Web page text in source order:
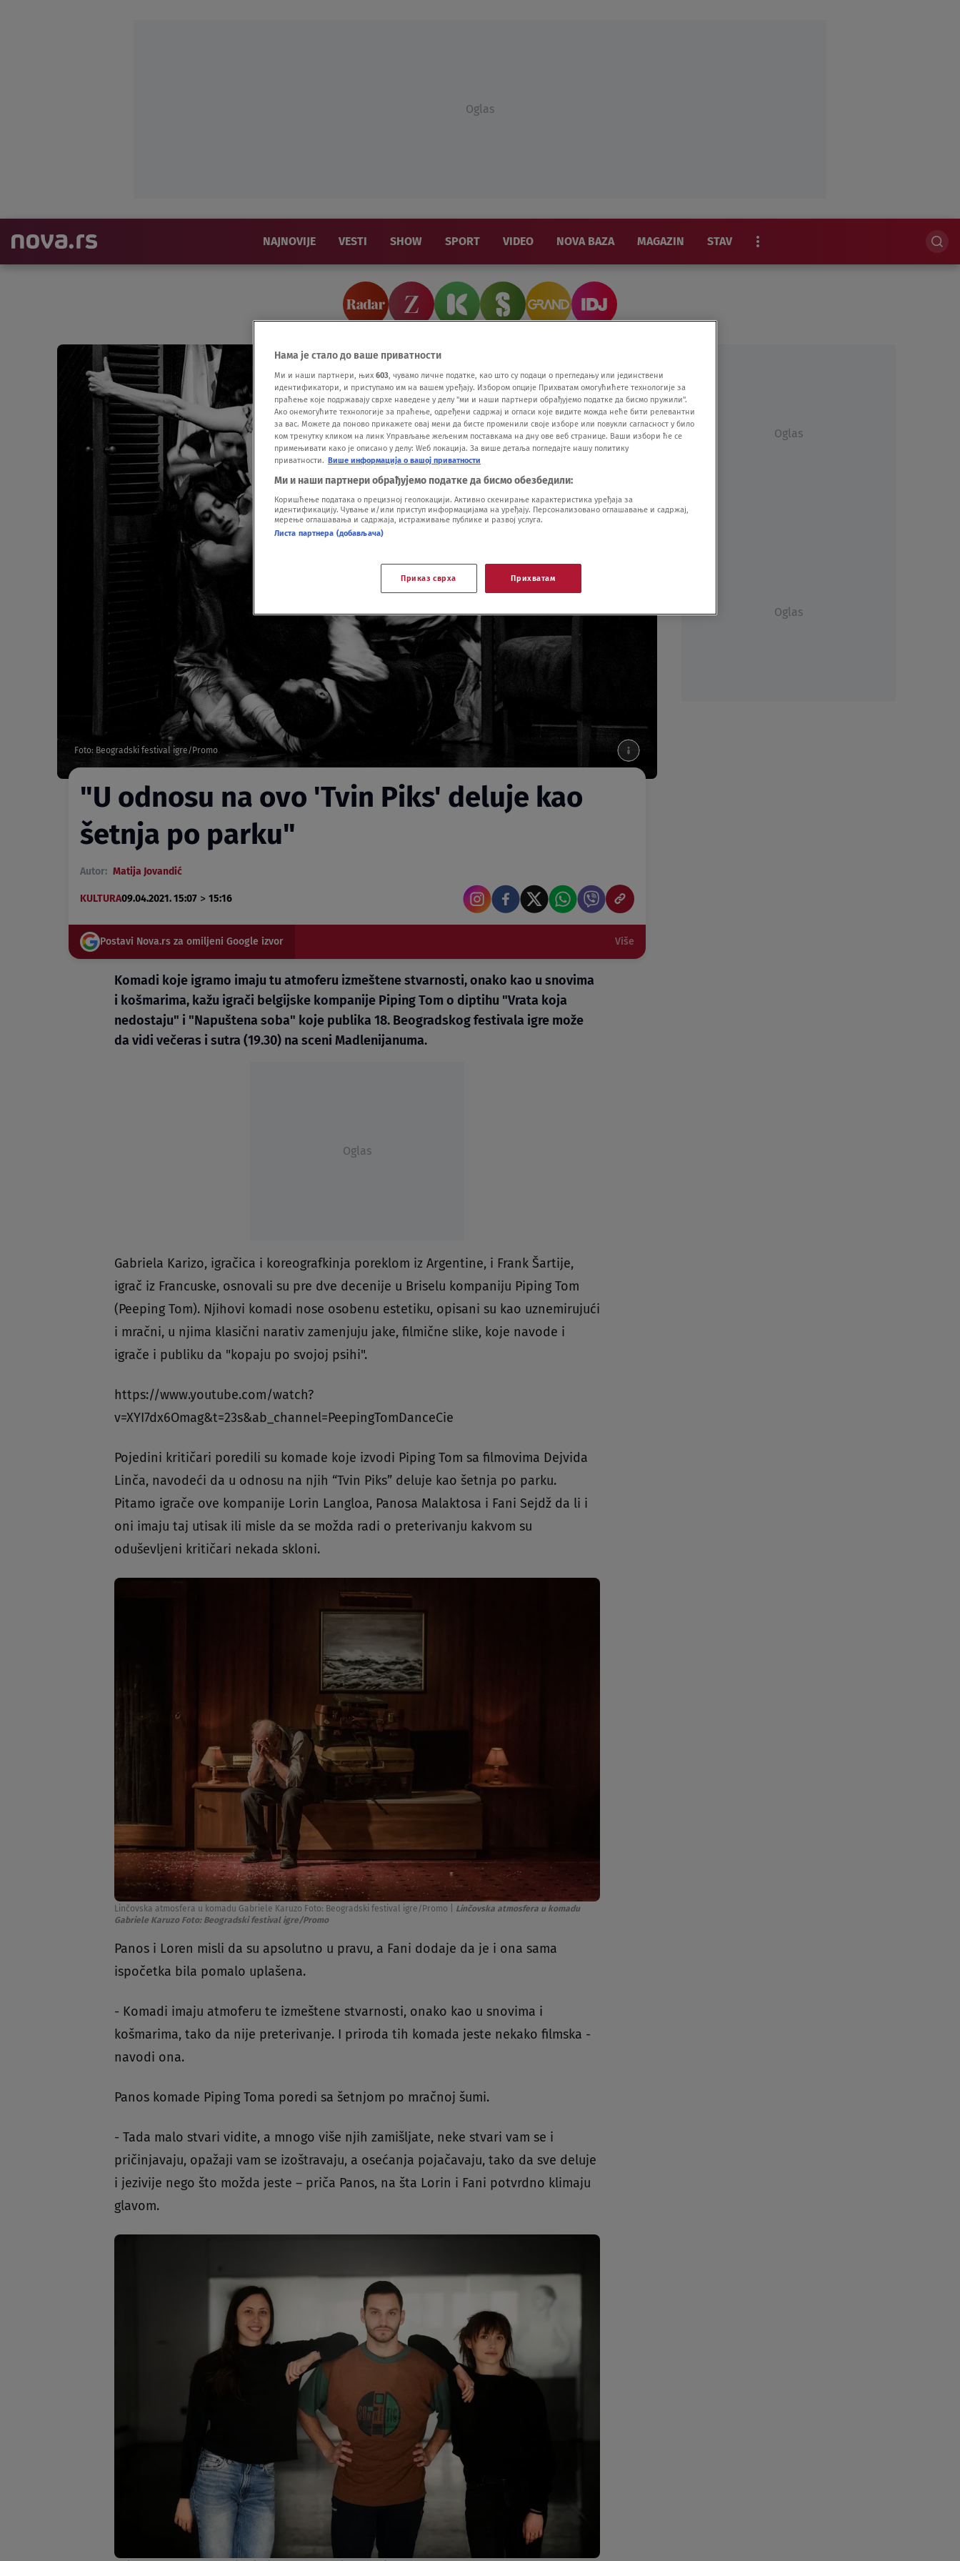
Oglas
NAJNOVIJE VESTI SHOW SPORT VIDEO NOVA BAZA MAGAZIN STAV
Foto: Beogradski festival igre/Promo
"U odnosu na ovo 'Tvin Piks' deluje kao
šetnja po parku"
Autor: Matija Jovandić
KULTURA09.04.2021. 15:07 > 15:16
Postavi Nova.rs za omiljeni Google izvor Više
Komadi koje igramo imaju tu atmoferu izmeštene stvarnosti, onako kao u snovima
i košmarima, kažu igrači belgijske kompanije Piping Tom o diptihu "Vrata koja
nedostaju" i "Napuštena soba" koje publika 18. Beogradskog festivala igre može
da vidi večeras i sutra (19.30) na sceni Madlenijanuma.
Oglas
Gabriela Karizo, igračica i koreografkinja poreklom iz Argentine, i Frank Šartije,
igrač iz Francuske, osnovali su pre dve decenije u Briselu kompaniju Piping Tom
(Peeping Tom). Njihovi komadi nose osobenu estetiku, opisani su kao uznemirujući
i mračni, u njima klasični narativ zamenjuju jake, filmične slike, koje navode i
igrače i publiku da "kopaju po svojoj psihi".
https://www.youtube.com/watch?
v=XYI7dx6Omag&t=23s&ab_channel=PeepingTomDanceCie
Pojedini kritičari poredili su komade koje izvodi Piping Tom sa filmovima Dejvida
Linča, navodeći da u odnosu na njih “Tvin Piks” deluje kao šetnja po parku.
Pitamo igrače ove kompanije Lorin Langloa, Panosa Malaktosa i Fani Sejdž da li i
oni imaju taj utisak ili misle da se možda radi o preterivanju kakvom su
oduševljeni kritičari nekada skloni.
Linčovska atmosfera u komadu Gabriele Karuzo Foto: Beogradski festival igre/Promo
Linčovska atmosfera u komadu
Gabriele Karuzo Foto: Beogradski festival igre/Promo
Panos i Loren misli da su apsolutno u pravu, a Fani dodaje da je i ona sama
ispočetka bila pomalo uplašena.
- Komadi imaju atmoferu te izmeštene stvarnosti, onako kao u snovima i
košmarima, tako da nije preterivanje. I priroda tih komada jeste nekako filmska -
navodi ona.
Panos komade Piping Toma poredi sa šetnjom po mračnoj šumi.
- Tada malo stvari vidite, a mnogo više njih zamišljate, neke stvari vam se i
pričinjavaju, opažaji vam se izoštravaju, a osećanja pojačavaju, tako da sve deluje
i jezivije nego što možda jeste – priča Panos, na šta Lorin i Fani potvrdno klimaju
glavom.
Oglas
Oglas
Нама је стало до ваше приватности
Ми и наши партнери, њих 603, чувамо личне податке, као што су подаци о прегледању или јединствени
идентификатори, и приступамо им на вашем уређају. Избором опције Прихватам омогућићете технологије за
праћење које подржавају сврхе наведене у делу "ми и наши партнери обрађујемо податке да бисмо пружили".
Ако онемогућите технологије за праћење, одређени садржај и огласи које видите можда неће бити релевантни
за вас. Можете да поново прикажете овај мени да бисте променили своје изборе или повукли сагласност у било
ком тренутку кликом на линк Управљање жељеним поставкама на дну ове веб странице. Ваши избори ће се
примењивати како је описано у делу: Wеб локација. За више детаља погледајте нашу политику
приватности. Више информација о вашој приватности
Ми и наши партнери обрађујемо податке да бисмо обезбедили:
Коришћење података о прецизној геолокацији. Активно скенирање карактеристика уређаја за
идентификацију. Чување и/или приступ информацијама на уређају. Персонализовано оглашавање и садржај,
мерење оглашавања и садржаја, истраживање публике и развој услуга.
Листа партнера (добављача)
Приказ сврха Прихватам